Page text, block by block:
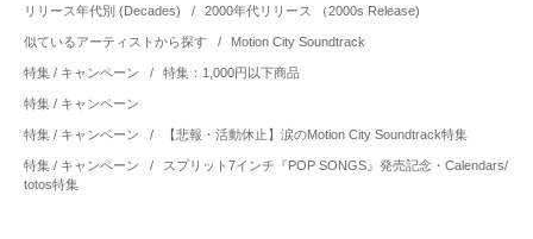
リリース年代別 (Decades) / 2000年代リリース （2000s Release)
似ているアーティストから探す / Motion City Soundtrack
特集 / キャンペーン / 特集：1,000円以下商品
特集 / キャンペーン
特集 / キャンペーン / 【悲報・活動休止】涙のMotion City Soundtrack特集
特集 / キャンペーン /
スプリット7インチ『POP SONGS』発売記念・Calendars/
totos特集